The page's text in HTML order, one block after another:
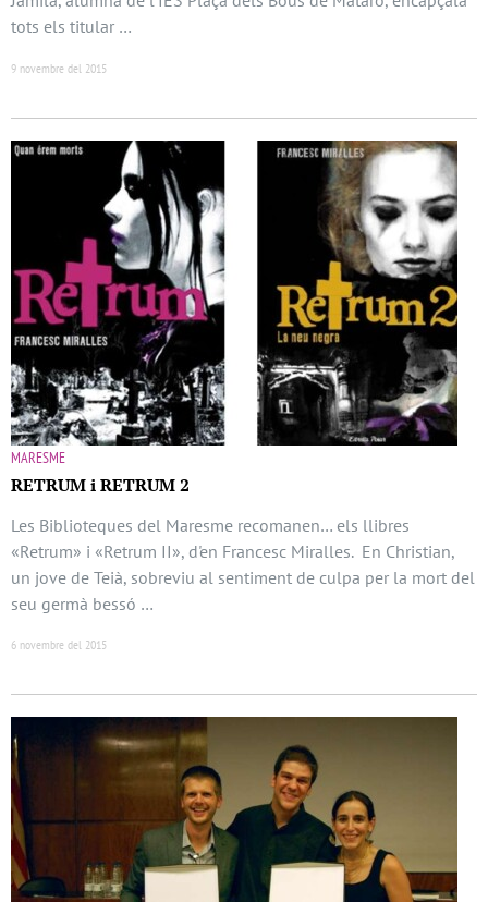
tots els titular …
9 novembre del 2015
MARESME
RETRUM i RETRUM 2
Les Biblioteques del Maresme recomanen… els llibres
«Retrum» i «Retrum II», d'en Francesc Miralles. En Christian,
un jove de Teià, sobreviu al sentiment de culpa per la mort del
seu germà bessó …
6 novembre del 2015